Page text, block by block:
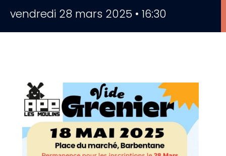
vendredi 28 mars 2025 • 16:30